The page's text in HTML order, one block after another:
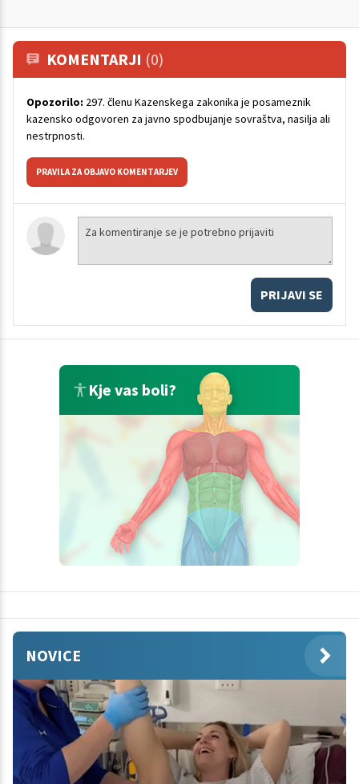
KOMENTARJI (0)
Opozorilo: 297. členu Kazenskega zakonika je posameznik
kazensko odgovoren za javno spodbujanje sovraštva, nasilja ali
nestrpnosti.
PRAVILA ZA OBJAVO KOMENTARJEV
PRIJAVI SE
Kje vas boli?
NOVICE